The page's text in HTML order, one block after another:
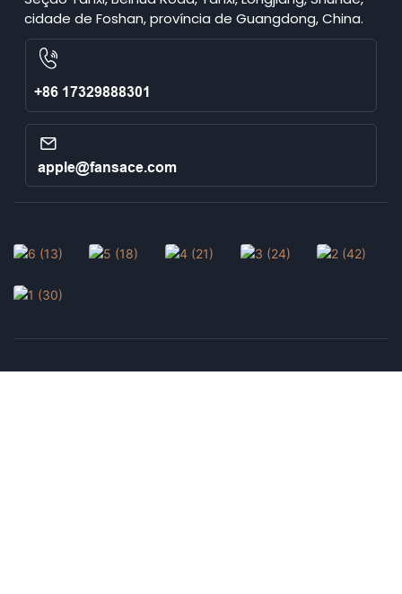
cidade de Foshan, província de Guangdong, China.
+86 17329888301
apple@fansace.com